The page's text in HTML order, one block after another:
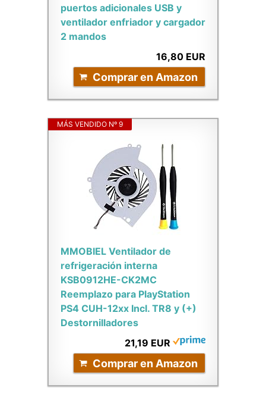
puertos adicionales USB y
ventilador enfriador y cargador
2 mandos
16,80 EUR
Comprar en Amazon
MÁS VENDIDO Nº 9
MMOBIEL Ventilador de
refrigeración interna
KSB0912HE-CK2MC
Reemplazo para PlayStation
PS4 CUH-12xx Incl. TR8 y (+)
Destornilladores
21,19 EUR
Comprar en Amazon